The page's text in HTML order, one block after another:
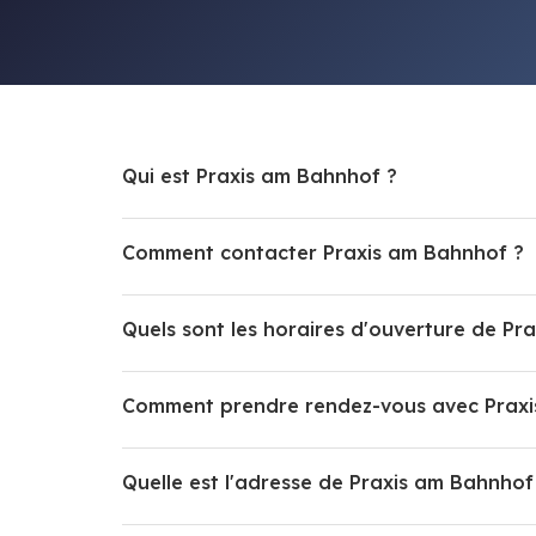
Qui est Praxis am Bahnhof ?
Comment contacter Praxis am Bahnhof ?
Quels sont les horaires d'ouverture de
Comment prendre rendez-vous avec
Quelle est l'adresse de Praxis am